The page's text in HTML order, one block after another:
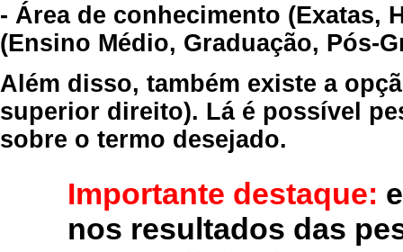
- Área de conhecimento (Exatas,
(Ensino Médio, Graduação, Pós-
Além disso, também existe a
superior direito). Lá é possível
sobre o termo desejado.
Importante destaque:
nos resultados das